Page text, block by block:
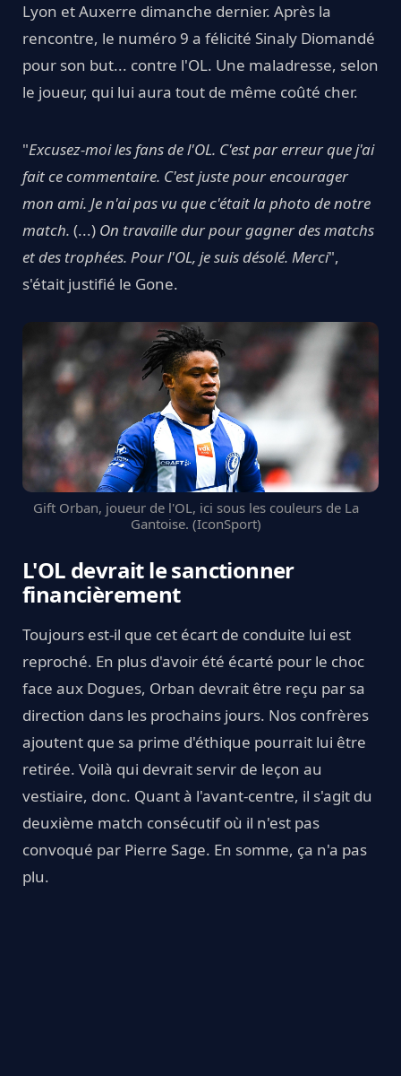
Lyon et Auxerre dimanche dernier. Après la
rencontre, le numéro 9 a félicité Sinaly Diomandé
pour son but... contre l'OL. Une maladresse, selon
le joueur, qui lui aura tout de même coûté cher.
"Excusez-moi les fans de l'OL. C'est par erreur que j'ai
fait ce commentaire. C'est juste pour encourager
mon ami. Je n'ai pas vu que c'était la photo de notre
match. (...) On travaille dur pour gagner des matchs
et des trophées. Pour l'OL, je suis désolé. Merci",
s'était justifié le Gone.
Gift Orban, joueur de l'OL, ici sous les couleurs de La
Gantoise. (IconSport)
L'OL devrait le sanctionner
financièrement
Toujours est-il que cet écart de conduite lui est
reproché. En plus d'avoir été écarté pour le choc
face aux Dogues, Orban devrait être reçu par sa
direction dans les prochains jours. Nos confrères
ajoutent que sa prime d'éthique pourrait lui être
retirée. Voilà qui devrait servir de leçon au
vestiaire, donc. Quant à l'avant-centre, il s'agit du
deuxième match consécutif où il n'est pas
convoqué par Pierre Sage. En somme, ça n'a pas
plu.